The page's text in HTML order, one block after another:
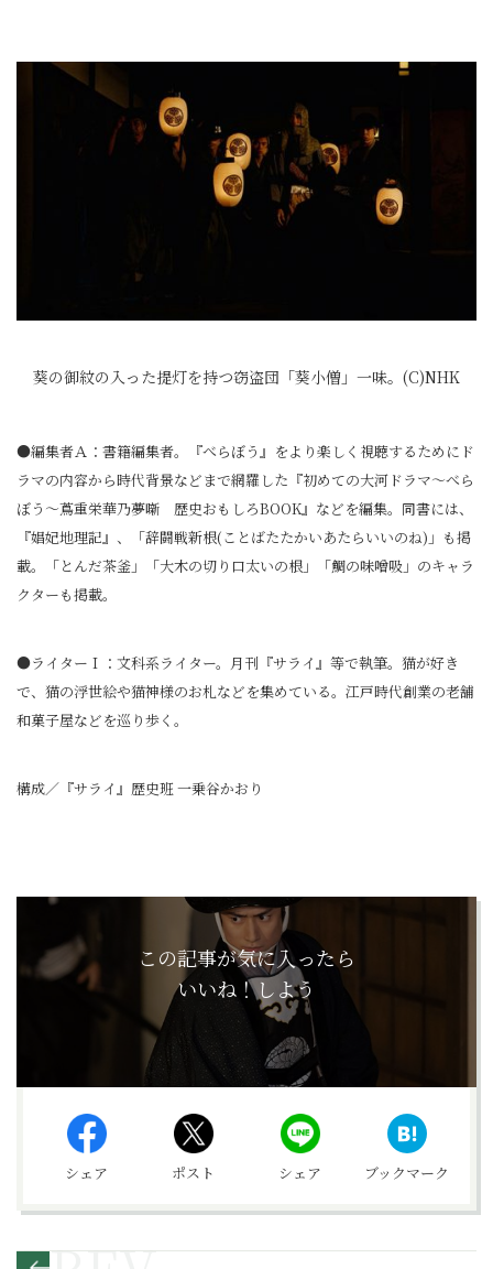
葵の御紋の入った提灯を持つ窃盗団「葵小僧」一味。(C)NHK
●編集者Ａ：書籍編集者。『べらぼう』をより楽しく視聴するためにド
ラマの内容から時代背景などまで網羅した『初めての大河ドラマ～べら
ぼう～蔦重栄華乃夢噺 歴史おもしろBOOK』などを編集。同書には、
『娼妃地理記』、「辞闘戦新根(ことばたたかいあたらいいのね)」も掲
載。「とんだ茶釜」「大木の切り口太いの根」「鯛の味噌吸」のキャラ
クターも掲載。
●ライターＩ：文科系ライター。月刊『サライ』等で執筆。猫が好き
で、猫の浮世絵や猫神様のお札などを集めている。江戸時代創業の老舗
和菓子屋などを巡り歩く。
構成／『サライ』歴史班 一乗谷かおり
この記事が気に入ったら
いいね！しよう
シェア ポスト シェア ブックマーク